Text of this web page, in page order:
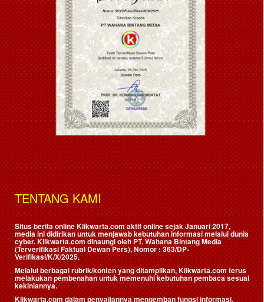
TENTANG KAMI
Situs berita online Klikwarta.com aktif online sejak Januari 2017,
media ini didirikan untuk menjawab kebutuhan informasi melalui dunia
cyber. Klikwarta.com dinaungi oleh PT. Wahana Bintang Media
(Terverifikasi Faktual Dewan Pers), Nomor : 363/DP-
Verifikasi/K/X/2025.
Melalui berbagai rubrik/konten yang ditampilkan, Klikwarta.com terus
melakukan pembenahan untuk memenuhi kebutuhan pembaca sesuai
kekiniannya.
Klikwarta.com dalam penyajiannya mengemban fungsi informasi,